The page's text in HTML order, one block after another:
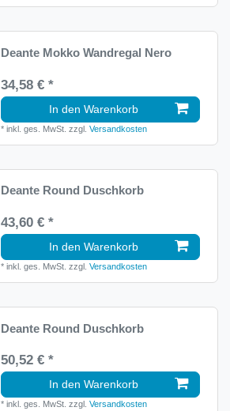
Deante Mokko Wandregal Nero
34,58 € *
In den Warenkorb
*inkl. ges. MwSt. zzgl.Versandkosten
Deante Round Duschkorb
43,60 € *
In den Warenkorb
*inkl. ges. MwSt. zzgl.Versandkosten
Deante Round Duschkorb
50,52 € *
In den Warenkorb
*inkl. ges. MwSt. zzgl.Versandkosten